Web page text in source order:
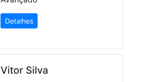
Detalhes
Vitor Silva